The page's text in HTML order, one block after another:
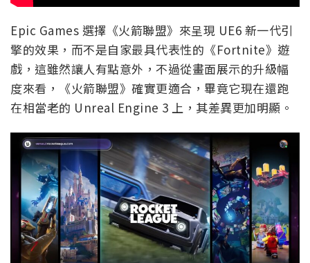
Epic Games 選擇《火箭聯盟》來呈現 UE6 新一代引
擎的效果，而不是自家最具代表性的《Fortnite》遊
戲，這雖然讓人有點意外，不過從畫面展示的升級幅
度來看，《火箭聯盟》確實更適合，畢竟它現在還跑
在相當老的 Unreal Engine 3 上，其差異更加明顯。